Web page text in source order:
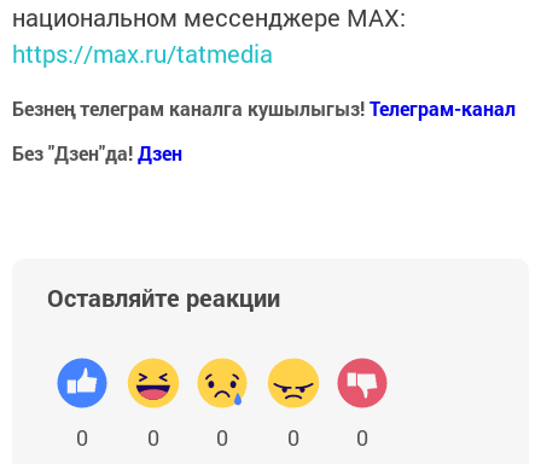
национальном мессенджере MАХ:
https://max.ru/tatmedia
Безнең телеграм каналга кушылыгыз!Телеграм-канал
Без "Дзен"да!Дзен
Оставляйте реакции
0 0 0 0 0